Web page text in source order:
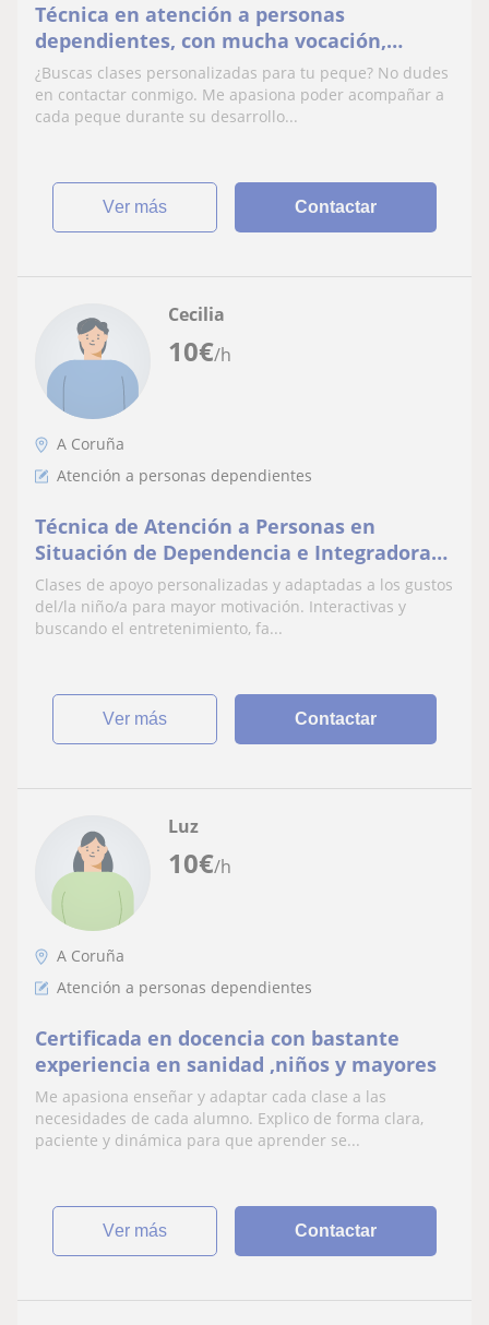
Técnica en atención a personas
dependientes, con mucha vocación,
empatía y muchas ganas de ayudar a los
peques.
¿Buscas clases personalizadas para tu peque? No dudes
en contactar conmigo. Me apasiona poder acompañar a
cada peque durante su desarrollo...
ver más Contactar
10€/h
Cecilia
A Coruña
Atención a personas dependientes
Técnica de Atención a Personas en
Situación de Dependencia e Integradora
Social
Clases de apoyo personalizadas y adaptadas a los gustos
del/la niño/a para mayor motivación. Interactivas y
buscando el entretenimiento, fa...
ver más Contactar
10€/h
Luz
A Coruña
Atención a personas dependientes
Certificada en docencia con bastante
experiencia en sanidad ,niños y mayores
Me apasiona enseñar y adaptar cada clase a las
necesidades de cada alumno. Explico de forma clara,
paciente y dinámica para que aprender se...
ver más Contactar